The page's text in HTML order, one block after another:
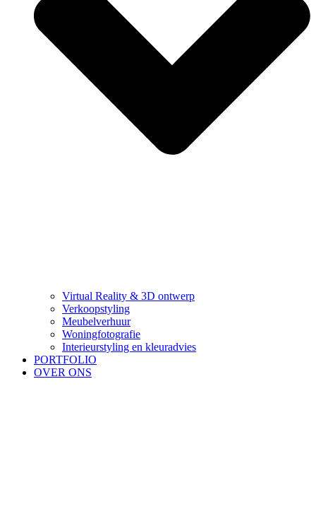
Virtual Reality & 3D ontwerp
Verkoopstyling
Meubelverhuur
Woningfotografie
Interieurstyling en kleuradvies
PORTFOLIO
OVER ONS